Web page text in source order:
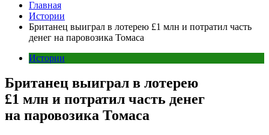
Главная
Истории
Британец выиграл в лотерею £1 млн и потратил часть
денег на паровозика Томаса
Истории
Британец выиграл в лотерею
£1 млн и потратил часть денег
на паровозика Томаса